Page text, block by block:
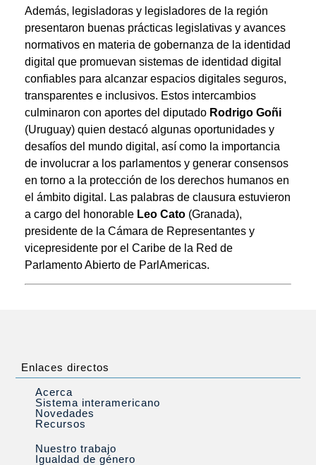
Además, legisladoras y legisladores de la región
presentaron buenas prácticas legislativas y avances
normativos en materia de gobernanza de la identidad
digital que promuevan sistemas de identidad digital
confiables para alcanzar espacios digitales seguros,
transparentes e inclusivos. Estos intercambios
culminaron con aportes del diputado Rodrigo Goñi
(Uruguay) quien destacó algunas oportunidades y
desafíos del mundo digital, así como la importancia
de involucrar a los parlamentos y generar consensos
en torno a la protección de los derechos humanos en
el ámbito digital. Las palabras de clausura estuvieron
a cargo del honorable Leo Cato (Granada),
presidente de la Cámara de Representantes y
vicepresidente por el Caribe de la Red de
Parlamento Abierto de ParlAmericas.
Enlaces directos
Acerca
Sistema interamericano
Novedades
Recursos
Nuestro trabajo
Igualdad de género